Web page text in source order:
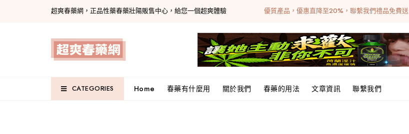
超爽春藥網，正品性藥春藥壯陽販售中心，給您一個超爽體驗 優質產品，優惠直降至20%，聯繫我們禮品免費送
CATEGORIES Home 春藥有什麼用 關於我們 春藥的用法 文章資訊 聯繫我們